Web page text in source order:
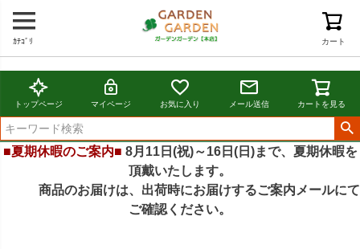
カート
ｶﾃｺﾞﾘ
トップページ マイページ お気に入り メール送信 カートを見る
■夏期休暇のご案内■ 8月11日(祝)～16日(日)まで、夏期休暇を
頂戴いたします。
商品のお届けは、出荷時にお届けするご案内メールにて
ご確認ください。